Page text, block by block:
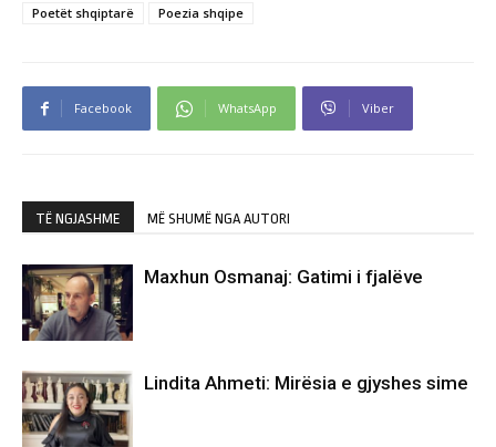
Poetët shqiptarë
Poezia shqipe
Facebook WhatsApp Viber
TË NGJASHME MË SHUMË NGA AUTORI
Maxhun Osmanaj: Gatimi i fjalëve
Lindita Ahmeti: Mirësia e gjyshes sime